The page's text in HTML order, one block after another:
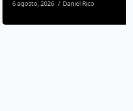
6 agosto, 2026 Daniel Rico